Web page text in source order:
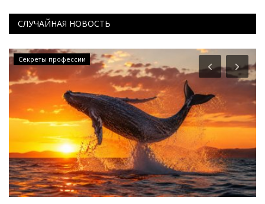
СЛУЧАЙНАЯ НОВОСТЬ
Секреты профессии